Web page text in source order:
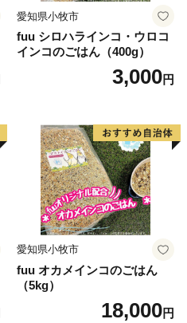
愛知県小牧市
fuu シロハラインコ・ウロコ
インコのごはん（400g）
3,000円
愛知県小牧市
fuu オカメインコのごはん
（5kg）
18,000円